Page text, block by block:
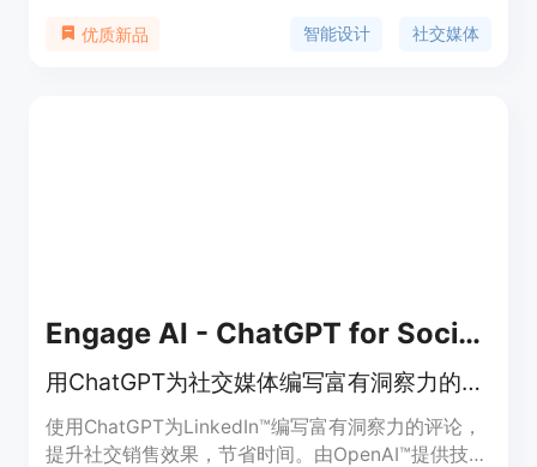
化了设计流程，提高了设计效率，使得即使是设计新
优质新品 智能设计 社交媒体
Engage AI - ChatGPT for Social Media
用ChatGPT为社交媒体编写富有洞察力的LinkedIn™评论
使用ChatGPT为LinkedIn™编写富有洞察力的评论，
提升社交销售效果，节省时间。由OpenAI™提供技术